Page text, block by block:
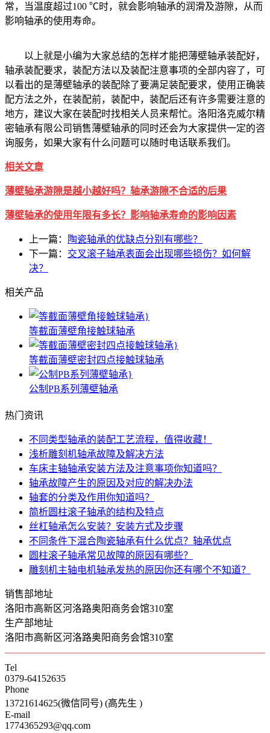
常，当温度超过100 ℃时，就会影响轴承的润滑及游隙，从而
影响轴承的使用寿命。
以上就是小编为大家总结的怎样才能把薄壁轴承装配好，
轴承装配要求，装配方法以及装配注意事项的全部内容了，可
以看出的是薄壁轴承的装配除了要满足装配要求，使用正确装
配方法之外，在装配前，装配中，装配后还有许多需要注意的
地方，建议大家在装配时找相关人员来帮忙。洛阳洛克威尔精
密轴承有限公司销售薄壁轴承的同时还会为大家提供一定的咨
询服务，如果大家有什么问题可以随时电话联系我们。
相关文章
薄壁轴承游隙是越小越好吗？轴承游隙不合适的后果
薄壁轴承的使用年限有多长？影响轴承寿命的影响因素
上一篇：
陶瓷轴承的优缺点分别有哪些？
下一篇： 交叉滚子轴承表面会出现哪些损伤？如何解
决？
相关产品
等截面薄壁角接触球轴承
等截面薄壁密封四点接触球轴承
公制PB系列薄壁轴承
热门资讯
不同类型轴承的装配工艺流程，值得收藏！
浅析雕刻机轴承故障及解决方法
车床主轴轴承安装方法及注意事项你知道吗？
轴承故障产生的原因及对应的解决办法
轴套的分类及作用你知道吗？
简析圆柱滚子轴承的结构及特点
丝杠轴承怎么安装？安装方式及步骤
不同条件下混合陶瓷轴承有什么优点？轴承优点
圆柱滚子轴承常见故障的原因有哪些？
雕刻机主轴电机轴承发热的原因你还有哪个不知道？
销售部地址
洛阳市高新区河洛路奥阳商务会馆310室
生产部地址
洛阳市高新区河洛路奥阳商务会馆310室
Tel
0379-64152635
Phone
13721614625(微信同号) (高先生 )
E-mail
1774365293@qq.com